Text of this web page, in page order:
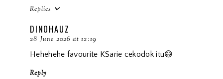
Replies
DINOHAUZ
28 June 2026 at 12:19
Hehehehe favourite KSarie cekodok itu😅
Reply